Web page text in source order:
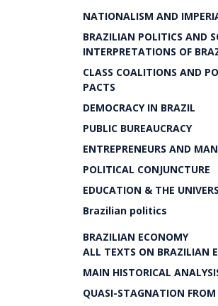
NATIONALISM AND
BRAZILIAN POLITICS AND
INTERPRETATIONS OF
CLASS COALITIONS AND
PACTS
DEMOCRACY IN BRAZIL
PUBLIC BUREAUCRACY
ENTREPRENEURS AND
POLITICAL CONJUNCTURE
EDUCATION & THE
Brazilian politics
BRAZILIAN ECONOMY
ALL TEXTS ON BRAZILIAN
MAIN HISTORICAL
QUASI-STAGNATION